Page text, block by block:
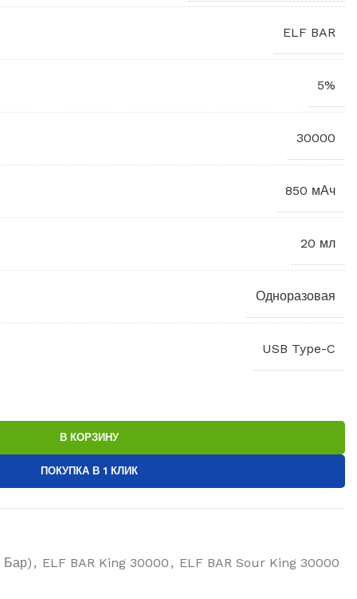
ELF BAR
5%
30000
850 мАч
20 мл
Одноразовая
USB Type-C
В КОРЗИНУ
ПОКУПКА В 1 КЛИК
Бар) , ELF BAR King 30000 , ELF BAR Sour King 30000